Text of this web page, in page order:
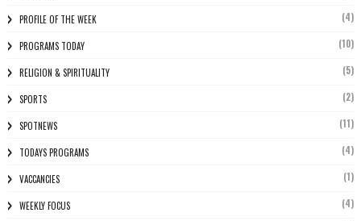
PROFILE OF THE WEEK (4)
PROGRAMS TODAY (10)
RELIGION & SPIRITUALITY (5)
SPORTS (2)
SPOTNEWS (11)
TODAYS PROGRAMS (4)
VACCANCIES (1)
WEEKLY FOCUS (4)